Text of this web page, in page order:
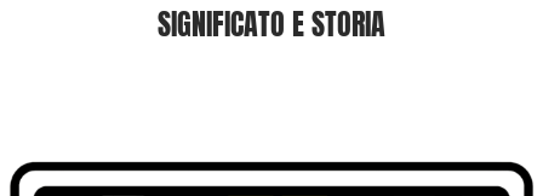
SIGNIFICATO E STORIA